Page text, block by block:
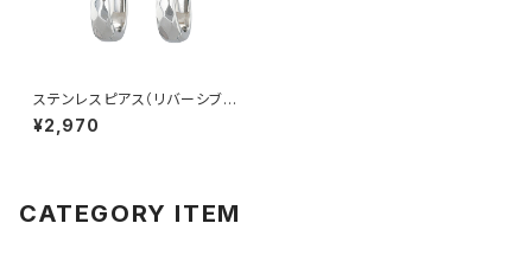
ステンレスピアス（リバーシブル
仕様） ランバスカット AAP200
4-SV（シルバー）
¥2,970
CATEGORY ITEM